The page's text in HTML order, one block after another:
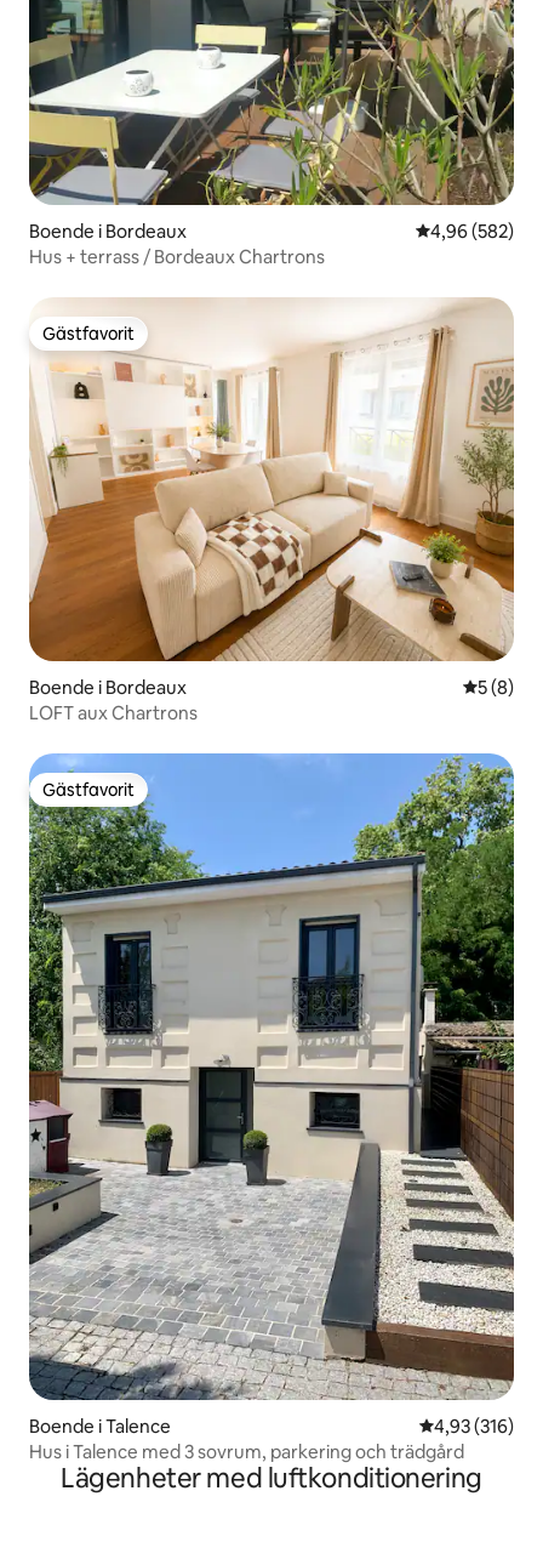
Boende i Bordeaux 4,96 av 5 i
4,96 (582)
Hus + terrass / Bordeaux Chartrons
Gästfavorit
Gästfavorit
Boende i Bordeaux 5 av 5 i
5 (8)
LOFT aux Chartrons
Gästfavorit
Gästfavorit
Boende i Talence 4,93 av 5 i
4,93 (316)
Hus i Talence med 3 sovrum, parkering och trädgård
Lägenheter med luftkonditionering